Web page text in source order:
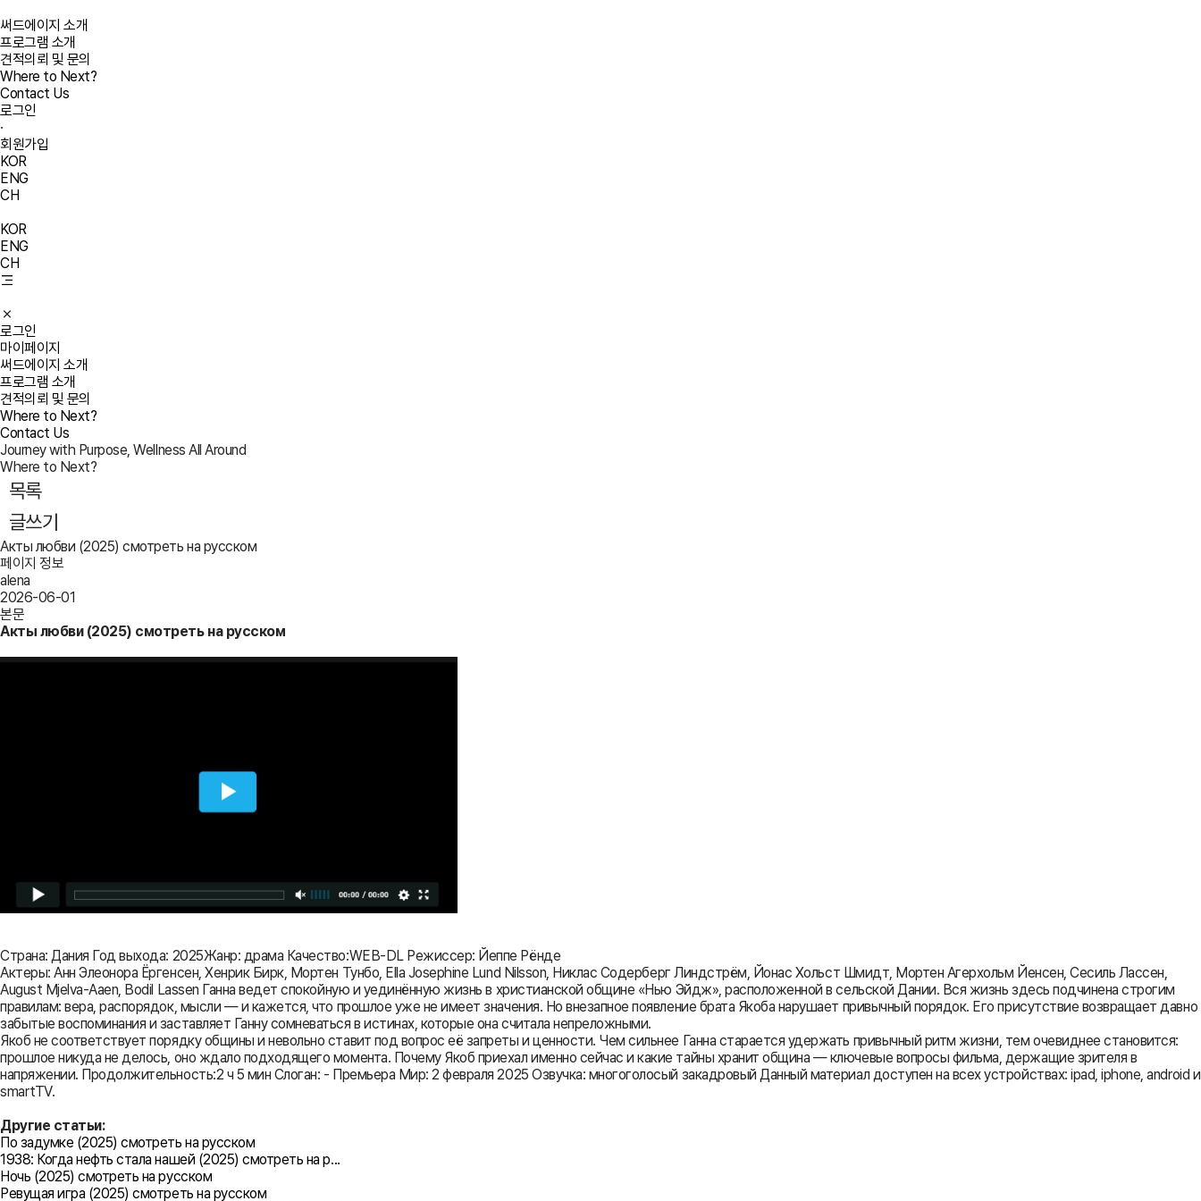
써드에이지 소개
프로그램 소개
견적의뢰 및 문의
Where to Next?
Contact Us
로그인
·
회원가입
KOR
ENG
CH
KOR
ENG
CH
로그인
마이페이지
써드에이지 소개
프로그램 소개
견적의뢰 및 문의
Where to Next?
Contact Us
Journey with Purpose, Wellness All Around
Where to Next?
목록
글쓰기
Акты любви (2025) смотреть на русском
페이지 정보
alena
2026-06-01
본문
Акты любви (2025) смотреть на русском
Страна: Дания Год выхода: 2025Жанр: драма Качество:WEB-DL Режиссер: Йеппе Рёнде
Актеры: Анн Элеонора Ёргенсен, Хенрик Бирк, Мортен Тунбо, Ella Josephine Lund Nilsson, Никлас Содерберг Линдстрём, Йонас Хольст Шмидт, Мортен Агерхольм Йенсен, Сесиль Лассен,
August Mjelva-Aaen, Bodil Lassen Ганна ведет спокойную и уединённую жизнь в христианской общине «Нью Эйдж», расположенной в сельской Дании. Вся жизнь здесь подчинена строгим
правилам: вера, распорядок, мысли — и кажется, что прошлое уже не имеет значения. Но внезапное появление брата Якоба нарушает привычный порядок. Его присутствие возвращает давно
забытые воспоминания и заставляет Ганну сомневаться в истинах, которые она считала непреложными.
Якоб не соответствует порядку общины и невольно ставит под вопрос её запреты и ценности. Чем сильнее Ганна старается удержать привычный ритм жизни, тем очевиднее становится:
прошлое никуда не делось, оно ждало подходящего момента. Почему Якоб приехал именно сейчас и какие тайны хранит община — ключевые вопросы фильма, держащие зрителя в
напряжении. Продолжительность:2 ч 5 мин Слоган: - Премьера Мир: 2 февраля 2025 Озвучка: многоголосый закадровый Данный материал доступен на всех устройствах: ipad, iphone, android и
smartTV.
Другие статьи:
По задумке (2025) смотреть на русском
1938: Когда нефть стала нашей (2025) смотреть на р...
Ночь (2025) смотреть на русском
Ревущая игра (2025) смотреть на русском